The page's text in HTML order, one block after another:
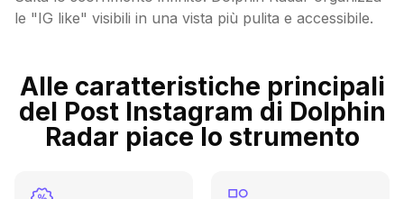
le "IG like" visibili in una vista più pulita e accessibile.
Alle caratteristiche principali
del Post Instagram di Dolphin
Radar piace lo strumento